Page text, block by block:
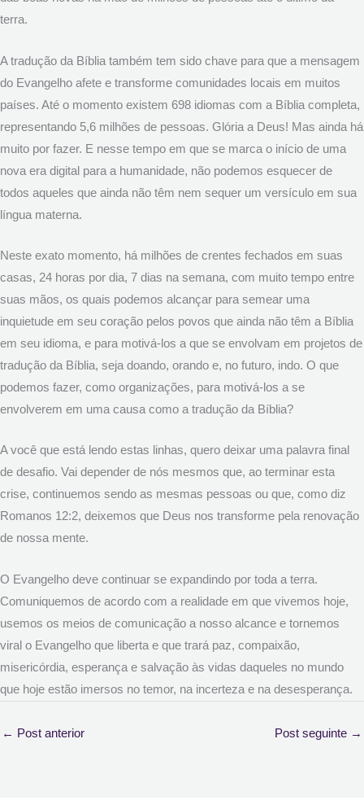
terra.
A tradução da Bíblia também tem sido chave para que a mensagem
do Evangelho afete e transforme comunidades locais em muitos
países. Até o momento existem 698 idiomas com a Bíblia completa,
representando 5,6 milhões de pessoas. Glória a Deus! Mas ainda há
muito por fazer. E nesse tempo em que se marca o início de uma
nova era digital para a humanidade, não podemos esquecer de
todos aqueles que ainda não têm nem sequer um versículo em sua
língua materna.
Neste exato momento, há milhões de crentes fechados em suas
casas, 24 horas por dia, 7 dias na semana, com muito tempo entre
suas mãos, os quais podemos alcançar para semear uma
inquietude em seu coração pelos povos que ainda não têm a Bíblia
em seu idioma, e para motivá-los a que se envolvam em projetos de
tradução da Bíblia, seja doando, orando e, no futuro, indo. O que
podemos fazer, como organizações, para motivá-los a se
envolverem em uma causa como a tradução da Bíblia?
A você que está lendo estas linhas, quero deixar uma palavra final
de desafio. Vai depender de nós mesmos que, ao terminar esta
crise, continuemos sendo as mesmas pessoas ou que, como diz
Romanos 12:2, deixemos que Deus nos transforme pela renovação
de nossa mente.
O Evangelho deve continuar se expandindo por toda a terra.
Comuniquemos de acordo com a realidade em que vivemos hoje,
usemos os meios de comunicação a nosso alcance e tornemos
viral o Evangelho que liberta e que trará paz, compaixão,
misericórdia, esperança e salvação às vidas daqueles no mundo
que hoje estão imersos no temor, na incerteza e na desesperança.
← Post anterior Post seguinte →